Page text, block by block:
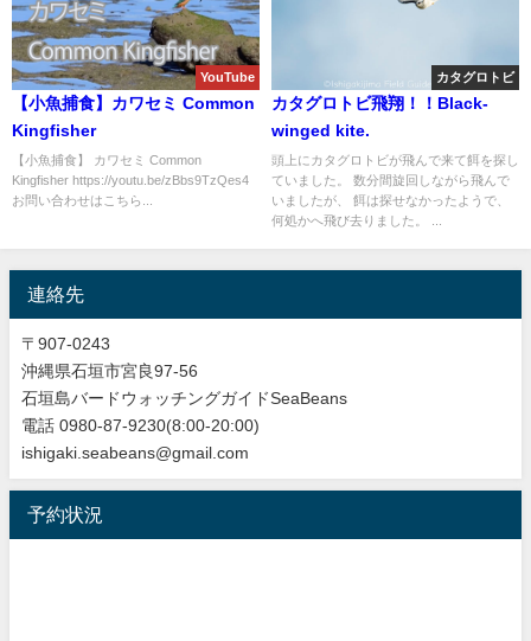
YouTube
【小魚捕食】カワセミ Common
Kingfisher
【小魚捕食】 カワセミ Common
Kingfisher https://youtu.be/zBbs9TzQes4
お問い合わせはこちら...
カタグロトビ
カタグロトビ飛翔！！Black-
winged kite.
頭上にカタグロトビが飛んで来て餌を探し
ていました。 数分間旋回しながら飛んで
いましたが、 餌は探せなかったようで、
何処かへ飛び去りました。 ...
連絡先
〒907-0243
沖縄県石垣市宮良97-56
石垣島バードウォッチングガイドSeaBeans
電話 0980-87-9230(8:00-20:00)
ishigaki.seabeans@gmail.com
予約状況